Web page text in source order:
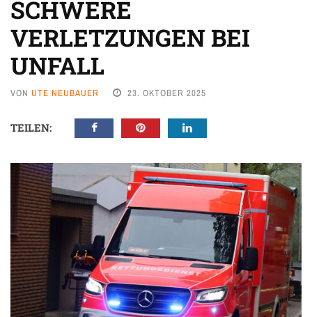
SCHWERE
VERLETZUNGEN BEI
UNFALL
VON UTE NEUBAUER 23. OKTOBER 2025
TEILEN: